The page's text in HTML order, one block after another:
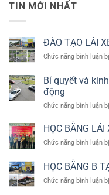
TIN MỚI NHẤT
ĐÀO TẠO LÁI
Chức năng bình luận
Bí quyết và
động
Chức năng bình luận
HỌC BẰNG LÁI
Chức năng bình luận
HỌC BẰNG B
Chức năng bình luận